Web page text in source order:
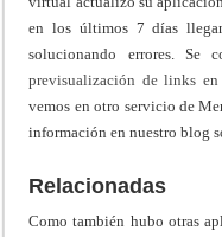
en los últimos 7 días
solucionando errores. Se
previsualización de links en
vemos en otro servicio de
información en nuestro blog
Relacionadas
Como también hubo otras